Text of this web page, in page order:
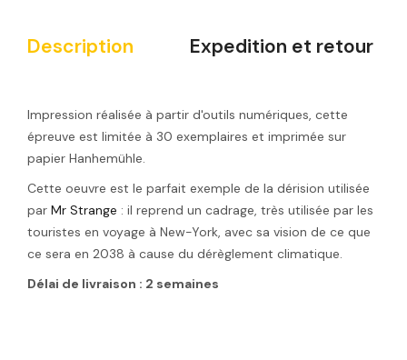
Description Expedition et retour
Impression réalisée à partir d'outils numériques, cette
épreuve est limitée à 30 exemplaires et imprimée sur
papier Hanhemühle.
Cette oeuvre est le parfait exemple de la dérision utilisée
par Mr Strange : il reprend un cadrage, très utilisée par les
touristes en voyage à New-York, avec sa vision de ce que
ce sera en 2038 à cause du dérèglement climatique.
Délai de livraison : 2 semaines